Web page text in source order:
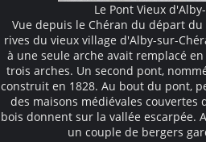
Le Pont Vieux
Vue depuis le Chéran du départ
rives du vieux village d'Alby-sur-
à une seule arche avait remplacé
trois arches. Un second pont,
construit en 1828. Au bout du pont,
des maisons médiévales couvertes
bois donnent sur la vallée escarpée.
un couple de bergers